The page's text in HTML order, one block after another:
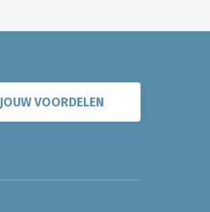
JOUW VOORDELEN